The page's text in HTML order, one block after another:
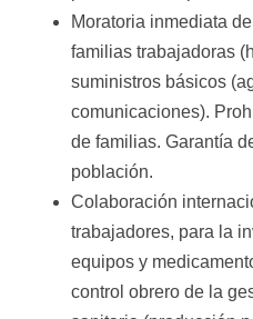
Moratoria inmediata
familias trabajadoras
suministros básicos
comunicaciones).
de familias. Garantía
población.
Colaboración
trabajadores, para la
equipos y
control obrero de la